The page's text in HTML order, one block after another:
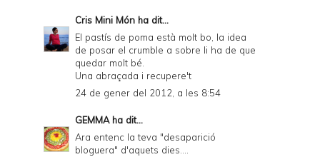
Cris Mini Món ha dit...
El pastís de poma està molt bo, la idea
de posar el crumble a sobre li ha de que
quedar molt bé.
Una abraçada i recupere't
24 de gener del 2012, a les 8:54
GEMMAha dit...
Ara entenc la teva "desaparició
bloguera" d'aquets dies....